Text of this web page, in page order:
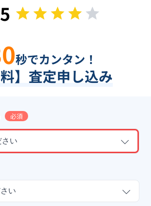
秒でカンタン！
料】査定申し込み
必須
さい
い